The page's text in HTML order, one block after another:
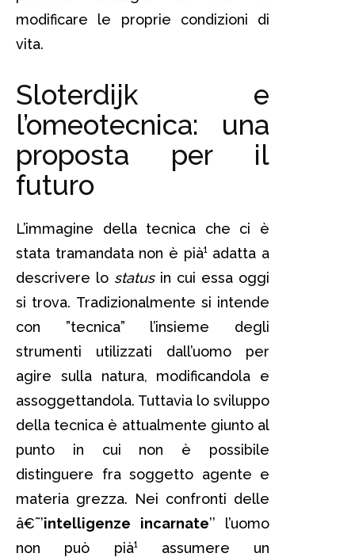
modificare le proprie condizioni di
vita.
Sloterdijk e
l’omeotecnica: una
proposta per il
futuro
L’immagine della tecnica che ci è
stata tramandata non è pià¹ adatta a
descrivere lo statusin cui essa oggi
si trova. Tradizionalmente si intende
con ”tecnica” l’insieme degli
strumenti utilizzati dall’uomo per
agire sulla natura, modificandola e
assoggettandola. Tuttavia lo sviluppo
della tecnica è attualmente giunto al
punto in cui non è possibile
distinguere fra soggetto agente e
materia grezza. Nei confronti delle
â€˜’intelligenze incarnate’’ l’uomo
non può pià¹ assumere un